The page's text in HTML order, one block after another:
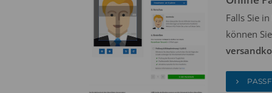
Falls Sie
können